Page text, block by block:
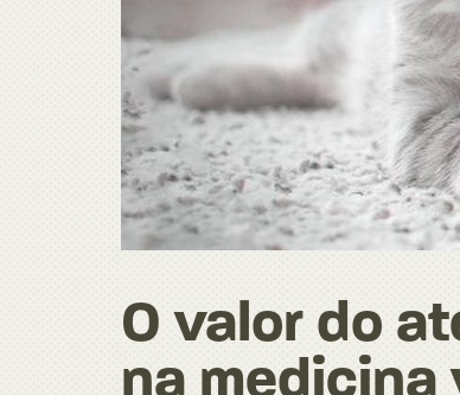
O valor do
na medicina